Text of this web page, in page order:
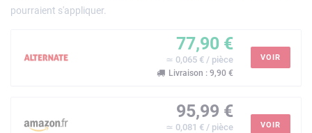
pourraient s'appliquer.
77,90 €
≃ 0,065 € / pièce
Livraison : 9,90 €
VOIR
95,99 €
≃ 0,081 € / pièce VOIR